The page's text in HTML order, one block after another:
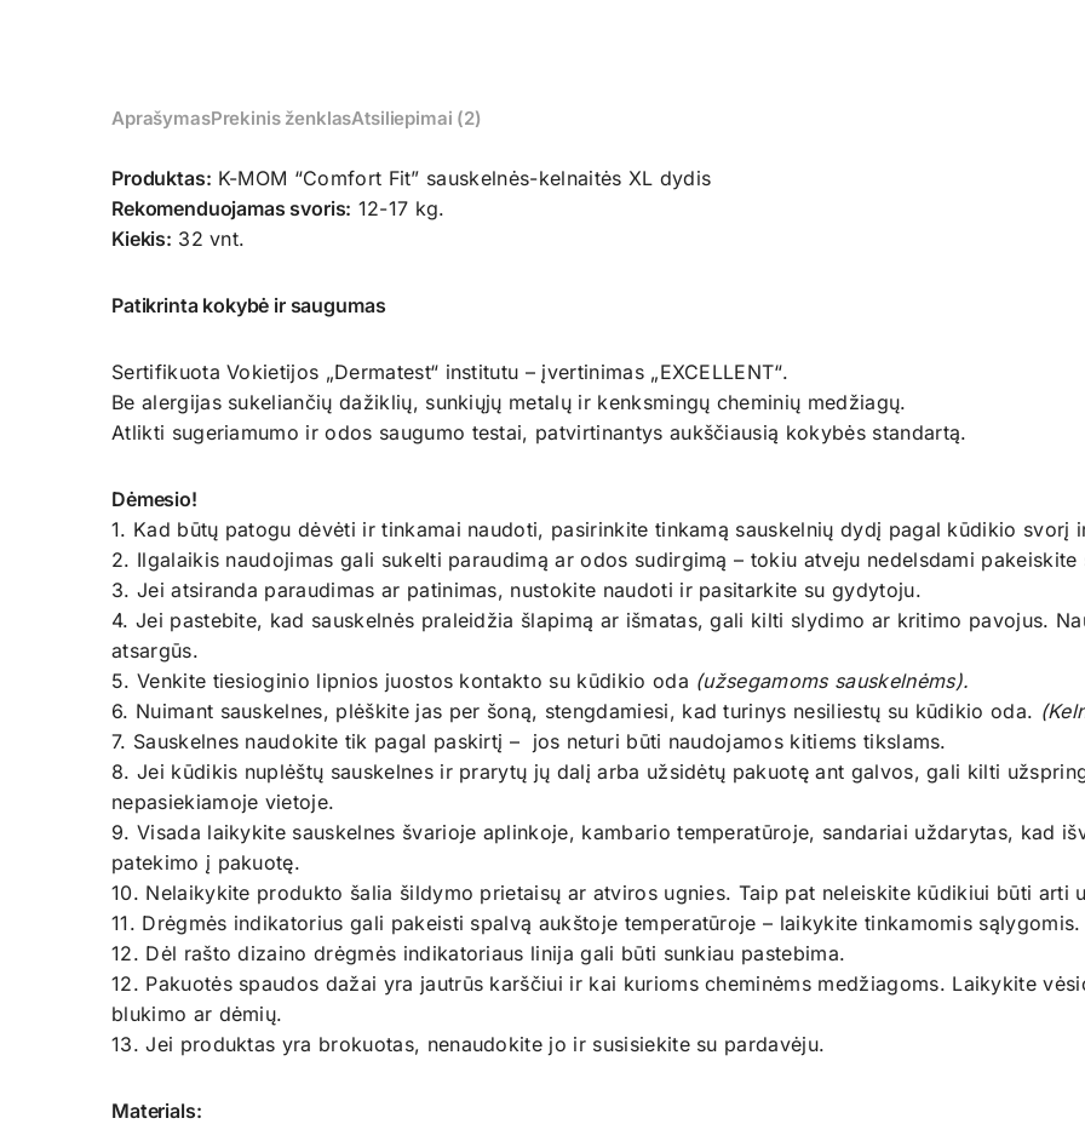
AprašymasPrekinis ženklasAtsiliepimai (2)
Produktas: K-MOM “Comfort Fit” sauskelnės-kelnaitės XL dydis
Rekomenduojamas svoris: 12-17 kg.
Kiekis: 32 vnt.
Patikrinta kokybė ir saugumas
Sertifikuota Vokietijos „Dermatest“ institutu – įvertinimas „EXCELLENT“.
Be alergijas sukeliančių dažiklių, sunkiųjų metalų ir kenksmingų cheminių medžiagų.
Atlikti sugeriamumo ir odos saugumo testai, patvirtinantys aukščiausią kokybės standartą.
Dėmesio!
1. Kad būtų patogu dėvėti ir tinkamai naudoti, pasirinkite tinkamą sauskelnių dydį pagal kūdikio svorį
2. Ilgalaikis naudojimas gali sukelti paraudimą ar odos sudirgimą – tokiu atveju nedelsdami pakeiskite
3. Jei atsiranda paraudimas ar patinimas, nustokite naudoti ir pasitarkite su gydytoju.
4. Jei pastebite, kad sauskelnės praleidžia šlapimą ar išmatas, gali kilti slydimo ar kritimo pavojus.
atsargūs.
5. Venkite tiesioginio lipnios juostos kontakto su kūdikio oda (užsegamoms sauskelnėms).
6. Nuimant sauskelnes, plėškite jas per šoną, stengdamiesi, kad turinys nesiliestų su kūdikio oda.
7. Sauskelnes naudokite tik pagal paskirtį – jos neturi būti naudojamos kitiems tikslams.
8. Jei kūdikis nuplėštų sauskelnes ir prarytų jų dalį arba užsidėtų pakuotę ant galvos, gali kilti
nepasiekiamoje vietoje.
9. Visada laikykite sauskelnes švarioje aplinkoje, kambario temperatūroje, sandariai uždarytas, kad
patekimo į pakuotę.
10. Nelaikykite produkto šalia šildymo prietaisų ar atviros ugnies. Taip pat neleiskite kūdikiui būti arti
11. Drėgmės indikatorius gali pakeisti spalvą aukštoje temperatūroje – laikykite tinkamomis sąlygomis.
12. Dėl rašto dizaino drėgmės indikatoriaus linija gali būti sunkiau pastebima.
12. Pakuotės spaudos dažai yra jautrūs karščiui ir kai kurioms cheminėms medžiagoms. Laikykite
blukimo ar dėmių.
13. Jei produktas yra brokuotas, nenaudokite jo ir susisiekite su pardavėju.
Materials: